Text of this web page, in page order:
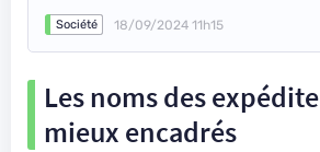
Société 18/09/2024 11h15
Les noms des
mieux encadrés